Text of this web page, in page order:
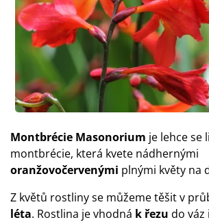
Montbrécie Masonorium je lehce se
montbrécie, která kvete nádhernými
oranžovočervenými plnými květy na
Z květů rostliny se můžeme těšit v
léta. Rostlina je vhodná k řezu do váz